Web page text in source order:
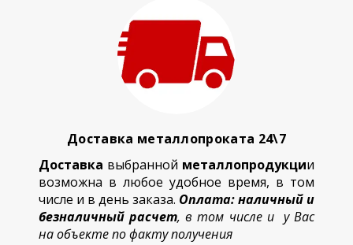
Доставка металлопроката 24\7
Доставка выбранной металлопродукции
возможна в любое удобное время, в том
числе и в день заказа. Оплата: наличный и
безналичный расчет, в том числе и у Вас
на объекте по факту получения